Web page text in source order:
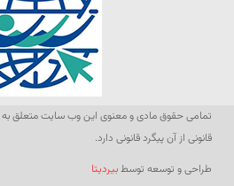
تمامی حقوق مادی و معنوی این وب سایت متعلق به
قانونی از آن پیگرد قانونی دارد.
طراحی و توسعه توسطبیردیتا